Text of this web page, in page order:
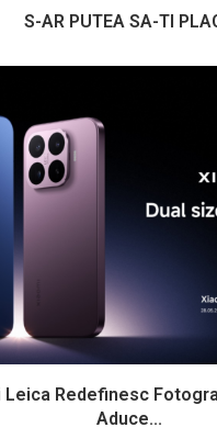
S-AR PUTEA SA-TI
Leica Redefinesc
Aduce...